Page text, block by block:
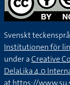
Svenskt
Institutionen för
under aCreative
DelaLika 4.0
athttps://